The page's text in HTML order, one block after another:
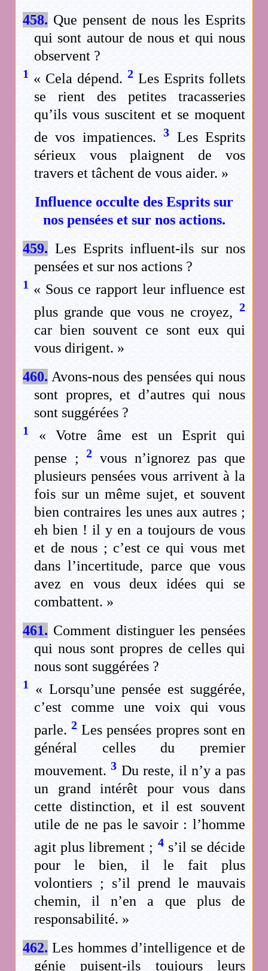
458. Que pensent de nous les Esprits
qui sont autour de nous et qui nous
observent ?
1 « Cela dépend. 2Les Esprits follets
se rient des petites tracasseries
qu’ils vous suscitent et se moquent
de vos impatiences.3 Les Esprits
sérieux vous plaignent de vos
travers et tâchent de vous aider. »
Influence occulte des Esprits sur
nos pensées et sur nos actions.
459. Les Esprits influent-ils sur nos
pensées et sur nos actions ?
1 « Sous ce rapport leur influence est
plus grande que vous ne croyez, 2
car bien souvent ce sont eux qui
vous dirigent. »
460. Avons-nous des pensées qui nous
sont propres, et d’autres qui nous
sont suggérées ?
1
« Votre âme est un Esprit qui
pense ;2 vous n’ignorez pas que
plusieurs pensées vous arrivent à la
fois sur un même sujet, et souvent
bien contraires les unes aux autres ;
eh bien ! il y en a toujours de vous
et de nous ; c’est ce qui vous met
dans l’incertitude, parce que vous
avez en vous deux idées qui se
combattent. »
461. Comment distinguer les pensées
qui nous sont propres de celles qui
nous sont suggérées ?
1
« Lorsqu’une pensée est suggérée,
c’est comme une voix qui vous
parle.2 Les pensées propres sont en
général celles du premier
mouvement.3 Du reste, il n’y a pas
un grand intérêt pour vous dans
cette distinction, et il est souvent
utile de ne pas le savoir : l’homme
agit plus librement ; 4s’il se décide
pour le bien, il le fait plus
volontiers ; s’il prend le mauvais
chemin, il n’en a que plus de
responsabilité. »
462. Les hommes d’intelligence et de
génie puisent-ils toujours leurs